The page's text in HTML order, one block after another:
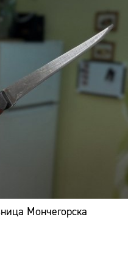
Мончегорска